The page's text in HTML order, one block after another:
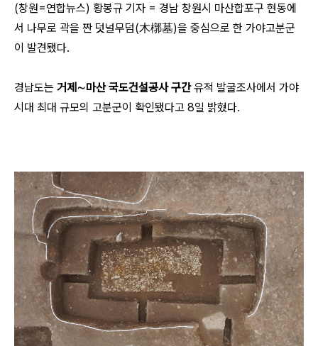
(창원=연합뉴스) 황봉규 기자 = 경남 창원시 마산합포구 현동에
서 나무로 곽을 짠 덧널무덤(木槨墓)을 중심으로 한 가야고분군
이 발견됐다.
경남도는 거제∼마산 국도건설공사 구간유적 발굴조사에서 가야
시대 최대 규모의 고분군이 확인됐다고 8일 밝혔다.